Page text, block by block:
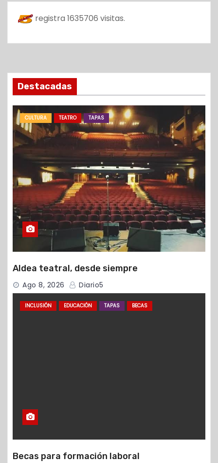
registra 1635706 visitas.
Destacadas
CULTURA TEATRO TAPAS
Aldea teatral, desde siempre
Ago 8, 2026 Diario5
INCLUSIÓN EDUCACIÓN TAPAS BECAS
Becas para formación laboral